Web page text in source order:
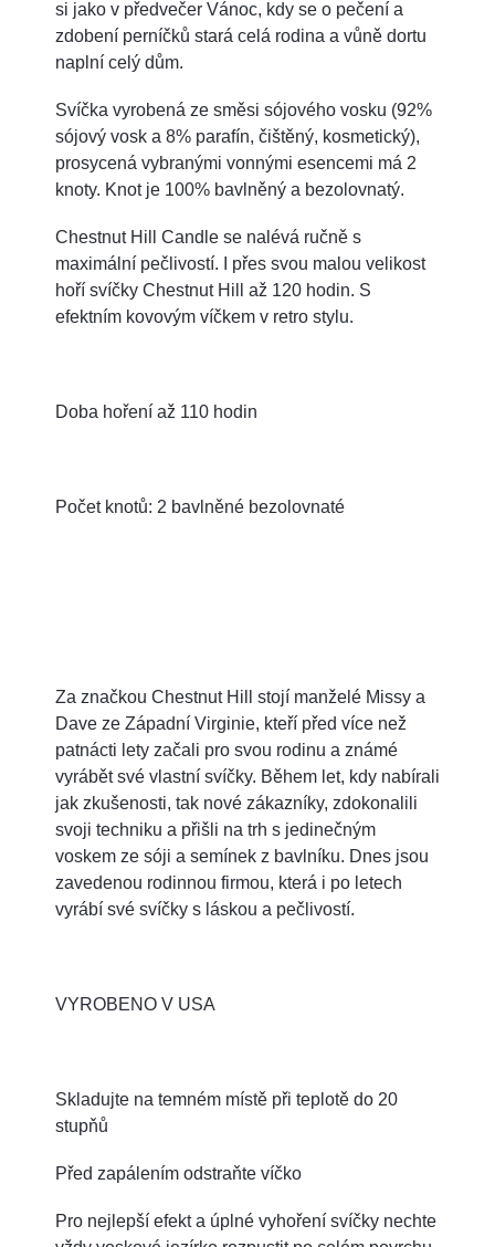
si jako v předvečer Vánoc, kdy se o pečení a
zdobení perníčků stará celá rodina a vůně dortu
naplní celý dům.
Svíčka vyrobená ze směsi sójového vosku (92%
sójový vosk a 8% parafín, čištěný, kosmetický),
prosycená vybranými vonnými esencemi má 2
knoty. Knot je 100% bavlněný a bezolovnatý.
Chestnut Hill Candle se nalévá ručně s
maximální pečlivostí. I přes svou malou velikost
hoří svíčky Chestnut Hill až 120 hodin. S
efektním kovovým víčkem v retro stylu.
Doba hoření až 110 hodin
Počet knotů: 2 bavlněné bezolovnaté
Za značkou Chestnut Hill stojí manželé Missy a
Dave ze Západní Virginie, kteří před více než
patnácti lety začali pro svou rodinu a známé
vyrábět své vlastní svíčky. Během let, kdy nabírali
jak zkušenosti, tak nové zákazníky, zdokonalili
svoji techniku a přišli na trh s jedinečným
voskem ze sóji a semínek z bavlníku. Dnes jsou
zavedenou rodinnou firmou, která i po letech
vyrábí své svíčky s láskou a pečlivostí.
VYROBENO V USA
Skladujte na temném místě při teplotě do 20
stupňů
Před zapálením odstraňte víčko
Pro nejlepší efekt a úplné vyhoření svíčky nechte